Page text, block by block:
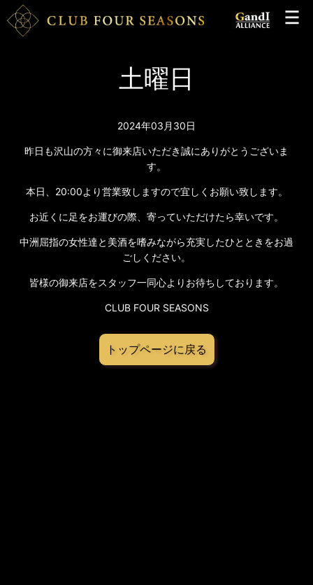
土曜日
2024年03月30日
昨日も沢山の方々に御来店いただき誠にありがとうございま
す。
本日、20:00より営業致しますので宜しくお願い致します。
お近くに足をお運びの際、寄っていただけたら幸いです。
中洲屈指の女性達と美酒を嗜みながら充実したひとときをお過
ごしください。
皆様の御来店をスタッフ一同心よりお待ちしております。
CLUB FOUR SEASONS
トップページに戻る